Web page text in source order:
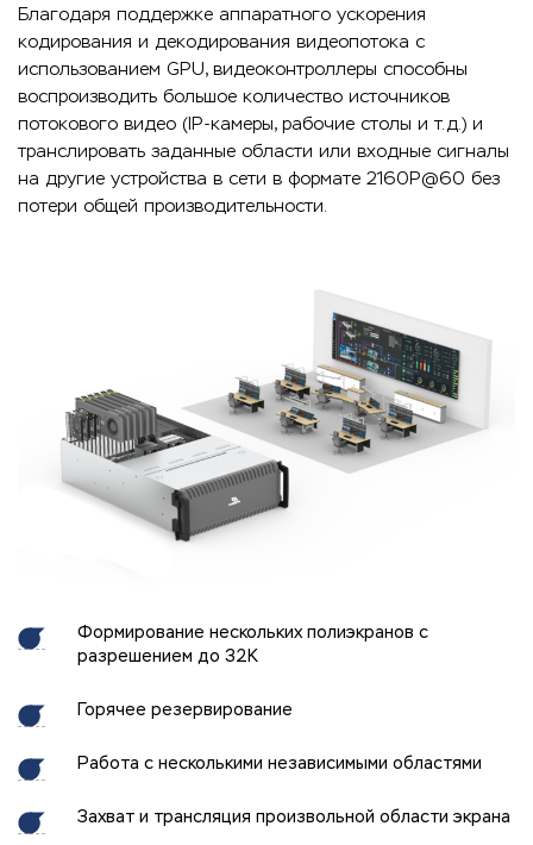
Благодаря поддержке аппаратного ускорения
кодирования и декодирования видеопотока с
использованием GPU, видеоконтроллеры способны
воспроизводить большое количество источников
потокового видео (IP-камеры, рабочие столы и т.д.) и
транслировать заданные области или входные сигналы
на другие устройства в сети в формате 2160P@60 без
потери общей производительности.
Формирование нескольких полиэкранов с
разрешением до 32K
Горячее резервирование
Работа с несколькими независимыми областями
Захват и трансляция произвольной области экрана